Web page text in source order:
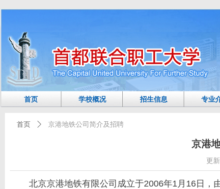
首页 学校概况 招生信息 专业
京港
首页 ꄲ 京港地铁公司简介及招聘
北京京港地铁有限公司成立于2006年1月16日，
更